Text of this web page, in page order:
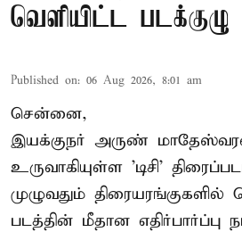
வெளியிட்ட படக்குழு
Published on: 06 Aug 2026, 8:01 am
சென்னை,
இயக்குநர் அருண்
உருவாகியுள்ள 'டிசி'
முழுவதும்
படத்தின் மீதான எதிர்பார்ப்பு